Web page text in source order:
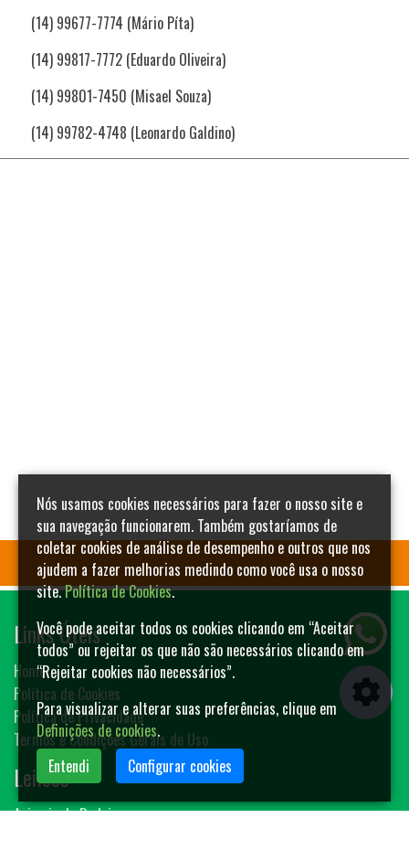
(14) 99677-7774 (Mário Píta)
(14) 99817-7772 (Eduardo Oliveira)
(14) 99801-7450 (Misael Souza)
(14) 99782-4748 (Leonardo Galdino)
Links Úteis
Home
Política de Cookies
Política de Privacidade
Termos e Condições Gerais de Uso
Leilões
Animais de Rodeio
Nós usamos cookies necessários para fazer o nosso site e
sua navegação funcionarem. Também gostaríamos de
coletar cookies de análise de desempenho e outros que nos
ajudem a fazer melhorias medindo como você usa o nosso
site.Política de Cookies.
Você pode aceitar todos os cookies clicando em “Aceitar
todos” ou rejeitar os que não são necessários clicando em
“Rejeitar cookies não necessários”.
Para visualizar e alterar suas preferências, clique em
Definições de cookies.
Entendi
Configurar cookies